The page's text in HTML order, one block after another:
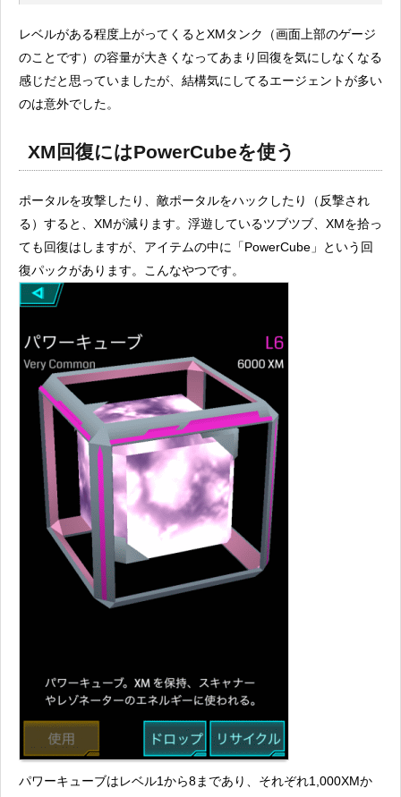
レベルがある程度上がってくるとXMタンク（画面上部のゲージ
のことです）の容量が大きくなってあまり回復を気にしなくなる
感じだと思っていましたが、結構気にしてるエージェントが多い
のは意外でした。
XM回復にはPowerCubeを使う
ポータルを攻撃したり、敵ポータルをハックしたり（反撃され
る）すると、XMが減ります。浮遊しているツブツブ、XMを拾っ
ても回復はしますが、アイテムの中に「PowerCube」という回
復パックがあります。こんなやつです。
パワーキューブはレベル1から8まであり、それぞれ1,000XMか